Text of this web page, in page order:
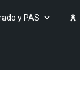
y PAS